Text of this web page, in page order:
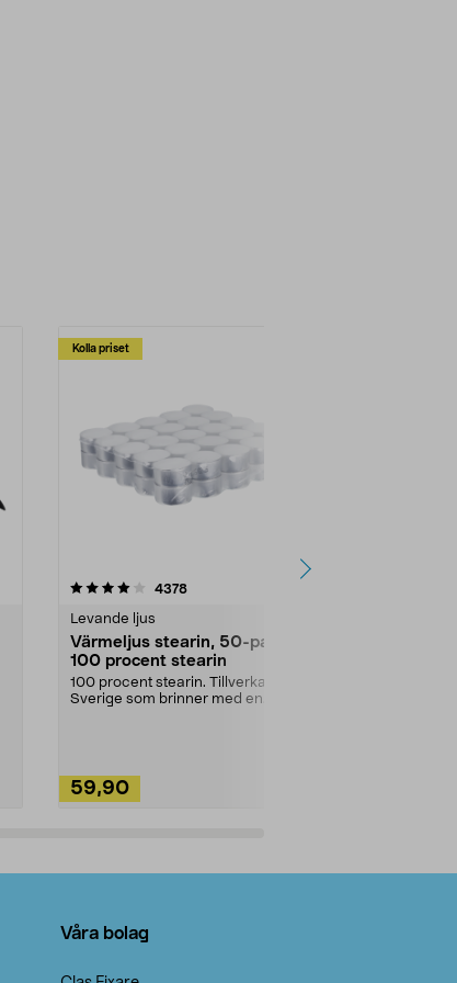
Kolla priset
4378recensioner
Levande ljus
Värmeljus stearin, 50-pack,
100 procent stearin
100 procent stearin. Tillverkade i
Sverige som brinner med en
59,90
4.5av 5 stjärnor
Våra bolag